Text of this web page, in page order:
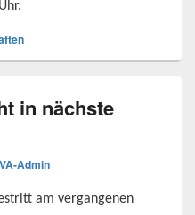
in nächste
Admin
am vergangenen